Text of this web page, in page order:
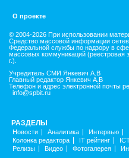
О проекте
© 2004-2026 При использовании
Средство массовой информации
Федеральной службы по надзору в
массовых коммуникаций
г.).
Учредитель СМИ Янкевич А.В
Главный редактор Янкевич А.В
Телефон и адрес электронной почты
info@spbit.ru
РАЗДЕЛЫ
Новости Аналитика Интервью
Колонка редактора
IT рейтинг
Релизы
Видео Фотогалерея